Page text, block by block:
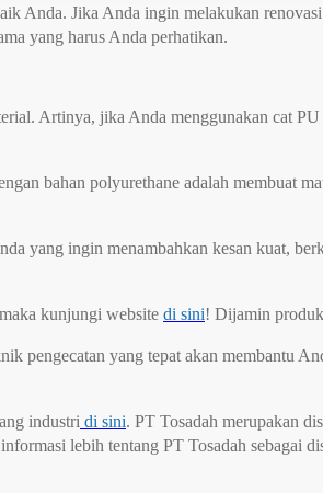
Anda. Jika Anda ingin melakukan
yang harus Anda perhatikan.
Artinya, jika Anda menggunakan cat
bahan polyurethane adalah membuat
yang ingin menambahkan kesan kuat,
kunjungi website di sini! Dijamin
pengecatan yang tepat akan membantu
industri di sini. PT Tosadah merupakan
lebih tentang PT Tosadah sebagai